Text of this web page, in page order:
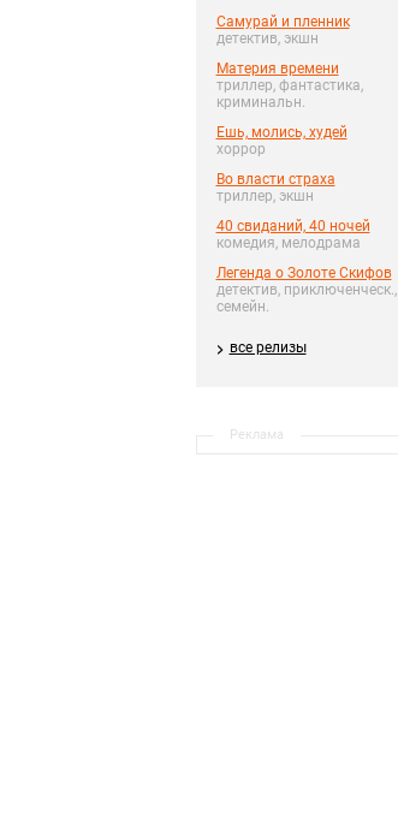
Самурай и пленник
детектив, экшн
Материя времени
триллер, фантастика,
криминальн.
Ешь, молись, худей
хоррор
Во власти страха
триллер, экшн
40 свиданий, 40 ночей
комедия, мелодрама
Легенда о Золоте Скифов
детектив, приключенческ.,
семейн.
все релизы
Реклама